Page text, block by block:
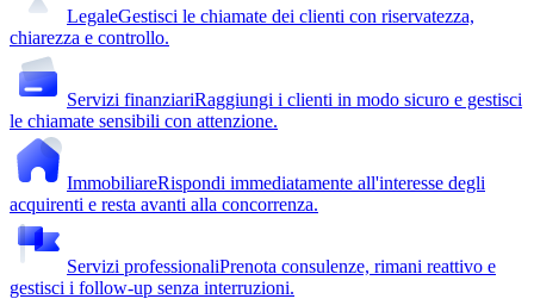
LegaleGestisci le chiamate dei clienti con riservatezza,
chiarezza e controllo.
Servizi finanziariRaggiungi i clienti in modo sicuro e gestisci
le chiamate sensibili con attenzione.
ImmobiliareRispondi immediatamente all'interesse degli
acquirenti e resta avanti alla concorrenza.
Servizi professionaliPrenota consulenze, rimani reattivo e
gestisci i follow-up senza interruzioni.